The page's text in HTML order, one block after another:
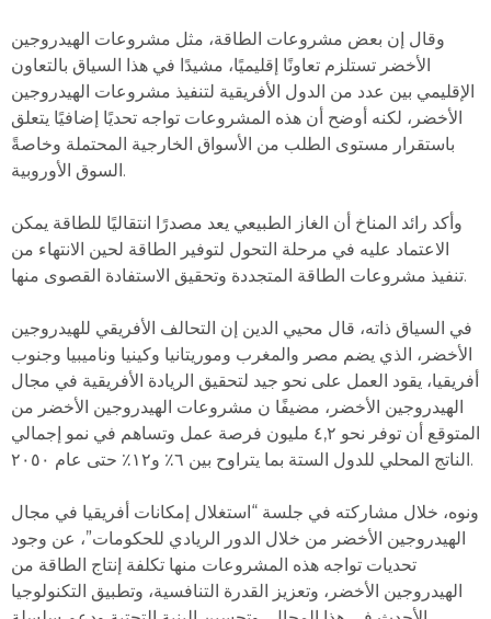
وقال إن بعض مشروعات الطاقة، مثل مشروعات الهيدروجين
الأخضر تستلزم تعاونًا إقليميًا، مشيدًا في هذا السياق بالتعاون
الإقليمي بين عدد من الدول الأفريقية لتنفيذ مشروعات الهيدروجين
الأخضر، لكنه أوضح أن هذه المشروعات تواجه تحديًا إضافيًا يتعلق
باستقرار مستوى الطلب من الأسواق الخارجية المحتملة وخاصةً
السوق الأوروبية.
وأكد رائد المناخ أن الغاز الطبيعي يعد مصدرًا انتقاليًا للطاقة يمكن
الاعتماد عليه في مرحلة التحول لتوفير الطاقة لحين الانتهاء من
تنفيذ مشروعات الطاقة المتجددة وتحقيق الاستفادة القصوى منها.
في السياق ذاته، قال محيي الدين إن التحالف الأفريقي للهيدروجين
الأخضر، الذي يضم مصر والمغرب وموريتانيا وكينيا وناميبيا وجنوب
أفريقيا، يقود العمل على نحو جيد لتحقيق الريادة الأفريقية في مجال
الهيدروجين الأخضر، مضيفًا ن مشروعات الهيدروجين الأخضر من
المتوقع أن توفر نحو ٤,٢ مليون فرصة عمل وتساهم في نمو إجمالي
الناتج المحلي للدول الستة بما يتراوح بين ٦٪؜ و١٢٪؜ حتى عام ٢٠٥٠.
ونوه، خلال مشاركته في جلسة “استغلال إمكانات أفريقيا في مجال
الهيدروجين الأخضر من خلال الدور الريادي للحكومات”، عن وجود
تحديات تواجه هذه المشروعات منها تكلفة إنتاج الطاقة من
الهيدروجين الأخضر، وتعزيز القدرة التنافسية، وتطبيق التكنولوجيا